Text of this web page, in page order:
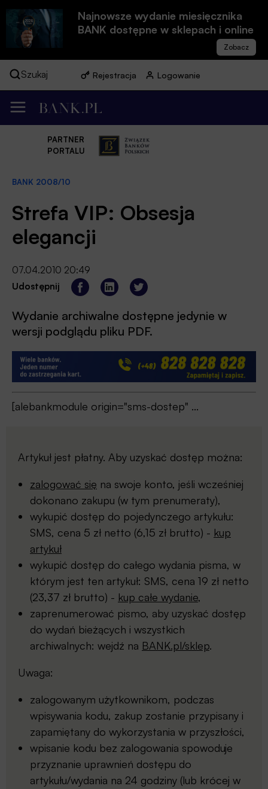
Najnowsze wydanie miesięcznika
BANK dostępne w sklepach i online
Szukaj Rejestracja Logowanie
PARTNER
PORTALU
BANK 2008/10
Strefa VIP: Obsesja
elegancji
07.04.2010 20:49
Udostępnij
Wydanie archiwalne dostępne jedynie w
wersji podglądu pliku PDF.
[alebankmodule origin="sms-dostep" ...
Artykuł jest płatny. Aby uzyskać dostęp można:
zalogować się na swoje konto, jeśli wcześniej
dokonano zakupu (w tym prenumeraty),
wykupić dostęp do pojedynczego artykułu:
SMS, cena 5 zł netto (6,15 zł brutto) - kup
artykuł
wykupić dostęp do całego wydania pisma, w
którym jest ten artykuł: SMS, cena 19 zł netto
(23,37 zł brutto) - kup całe wydanie,
zaprenumerować pismo, aby uzyskać dostęp
do wydań bieżących i wszystkich
archiwalnych: wejdź na BANK.pl/sklep.
Uwaga:
zalogowanym użytkownikom, podczas
wpisywania kodu, zakup zostanie przypisany i
zapamiętany do wykorzystania w przyszłości,
wpisanie kodu bez zalogowania spowoduje
przyznanie uprawnień dostępu do
artykułu/wydania na 24 godziny (lub krócej w